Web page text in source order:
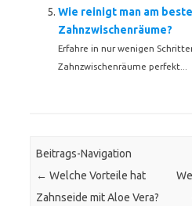
Wie reinigt man am
Zahnzwischenräume?
Erfahre in nur wenigen
Zahnzwischenräume perfekt...
Beitrags-Navigation
← Welche Vorteile hat
Zahnseide mit Aloe Vera?